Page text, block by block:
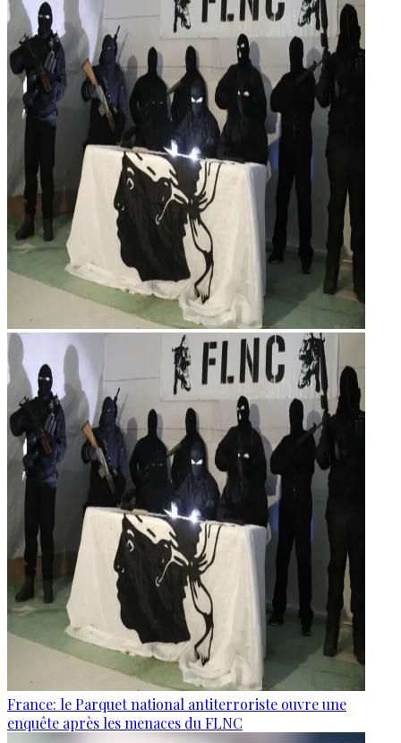
France: le Parquet national antiterroriste ouvre une
enquête après les menaces du FLNC